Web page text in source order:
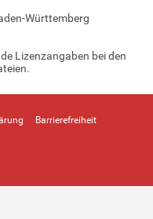
Württemberg
Lizenzangaben bei den
Barrierefreiheit